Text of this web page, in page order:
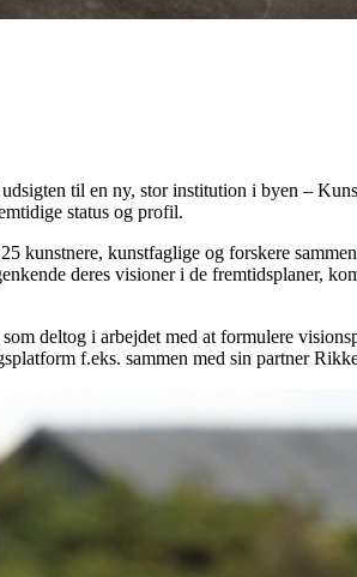
til en ny, stor institution i byen –
status og profil.
kunstnere, kunstfaglige og forskere
deres visioner i de fremtidsplaner,
deltog i arbejdet med at formulere
f.eks. sammen med sin partner